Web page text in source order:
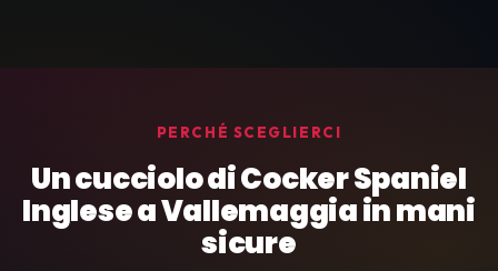
PERCHÉ SCEGLIERCI
Un cucciolo di Cocker Spaniel
Inglese a Vallemaggia in mani
sicure